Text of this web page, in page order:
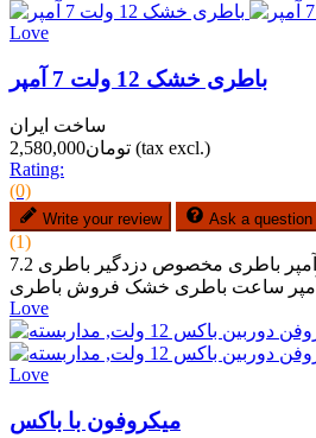
Love
باطری خشک 12 ولت 7 آمپر
ساخت ایران
تومان2,580,000 (tax excl.)
Rating:
(0)
Write your review Ask a question
(1)
باطری خشک 12 ولت 7 آمپر باطری مخصوص دزدگیر باطری 7.2
آمپر ساعت باطری خشک فروش باطری
Love
Love
میکروفون با باکس